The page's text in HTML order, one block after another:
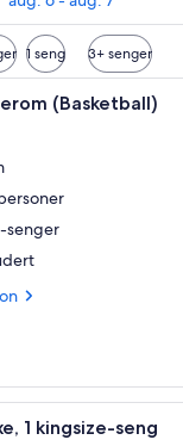
1 seng 3+ senger
(Basketball)
senger
1 kingsize-seng